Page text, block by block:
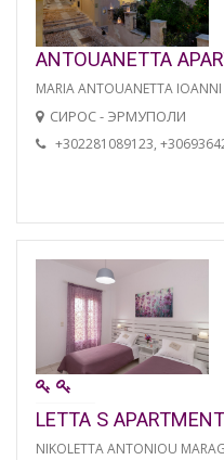
ANTOUANETTA
MARIA ANTOUANETTA IOANNI
СИРОС - ЭРМУПОЛИ
+302281089123,
LETTA S
NIKOLETTA ANTONIOU